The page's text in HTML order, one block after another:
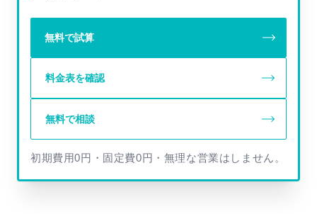
無料で試算
料金表を確認
無料で相談
初期費用0円・固定費0円・無理な営業はしません。